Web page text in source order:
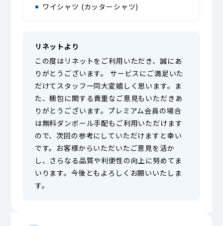
ワイシャツ (カッターシャツ)
リネットより
この度はリネットをご利用いただき、誠にあ
りがとうございます。 サービスにご満足いた
だけてスタッフ一同大変嬉しく思います。ま
た、梱包に関する貴重なご意見もいただきあ
りがとうございます。プレミアム会員の場合
は無料ダンボール手配もご利用いただけます
ので、次回の参考にしていただけますと幸い
です。お客様からいただいたご意見を活か
し、さらなる品質や利便性の向上に努めてま
いります。今後ともよろしくお願いいたしま
す。